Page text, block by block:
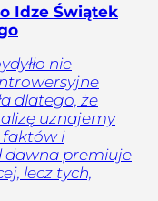
Idze Świątek
nie
dlatego, że
uznajemy
faktów i
dawna premiuje
lecz tych,